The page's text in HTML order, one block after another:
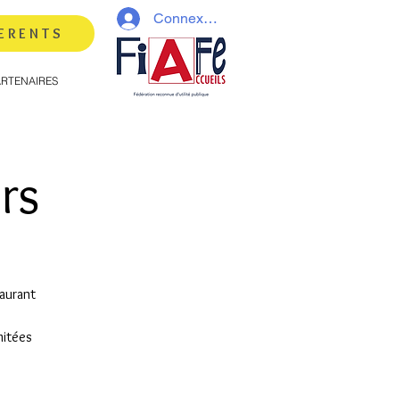
Connexion